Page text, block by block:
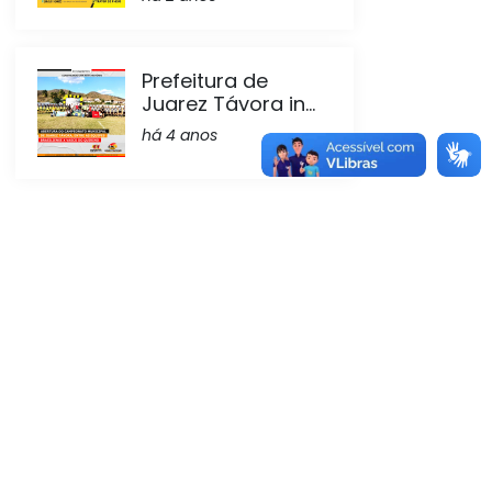
Prefeitura de
Juarez Távora in...
há 4 anos